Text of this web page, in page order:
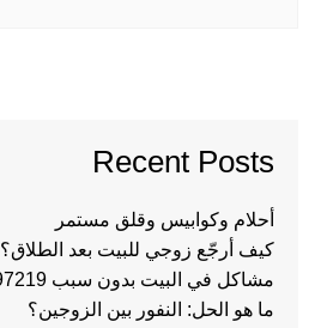
Recent Posts
أحلام وكوابيس وقلق مستمر
كيف أرجّع زوجي للبيت بعد الطلاق؟
مشاكل في البيت بدون سبب 00905397697219
ما هو الحل: النفور بين الزوجين؟